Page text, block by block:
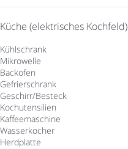
Küche (elektrisches Kochfeld)
Kühlschrank
Mikrowelle
Backofen
Gefrierschrank
Geschirr/Besteck
Kochutensilien
Kaffeemaschine
Wasserkocher
Herdplatte